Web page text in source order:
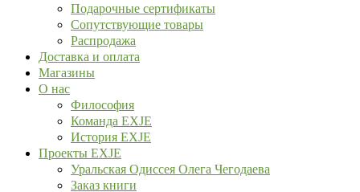
Подарочные сертификаты
Сопутствующие товары
Распродажа
Доставка и оплата
Магазины
О нас
Философия
Команда EXJE
История EXJE
Проекты EXJE
Уральская Одиссея Олега Чегодаева
Заказ книги